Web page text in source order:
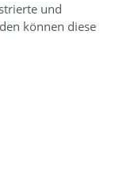
und
können diese